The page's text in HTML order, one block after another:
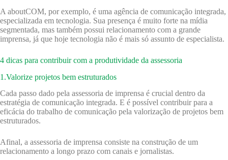
A aboutCOM, por exemplo, é uma agência de comunicação integrada,
especializada em tecnologia. Sua presença é muito forte na mídia
segmentada, mas também possui relacionamento com a grande
imprensa, já que hoje tecnologia não é mais só assunto de especialista.
4 dicas para contribuir com a produtividade da assessoria
1.Valorize projetos bem estruturados
Cada passo dado pela assessoria de imprensa é crucial dentro da
estratégia de comunicação integrada. E é possível contribuir para a
eficácia do trabalho de comunicação pela valorização de projetos bem
estruturados.
Afinal, a assessoria de imprensa consiste na construção de um
relacionamento a longo prazo com canais e jornalistas.